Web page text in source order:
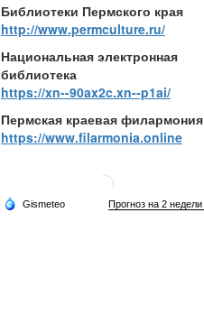
Библиотеки Пермского края
http://www.permculture.ru/
Национальная электронная
библиотека
https://xn--90ax2c.xn--p1ai/
Пермская краевая филармония
https://www.filarmonia.online